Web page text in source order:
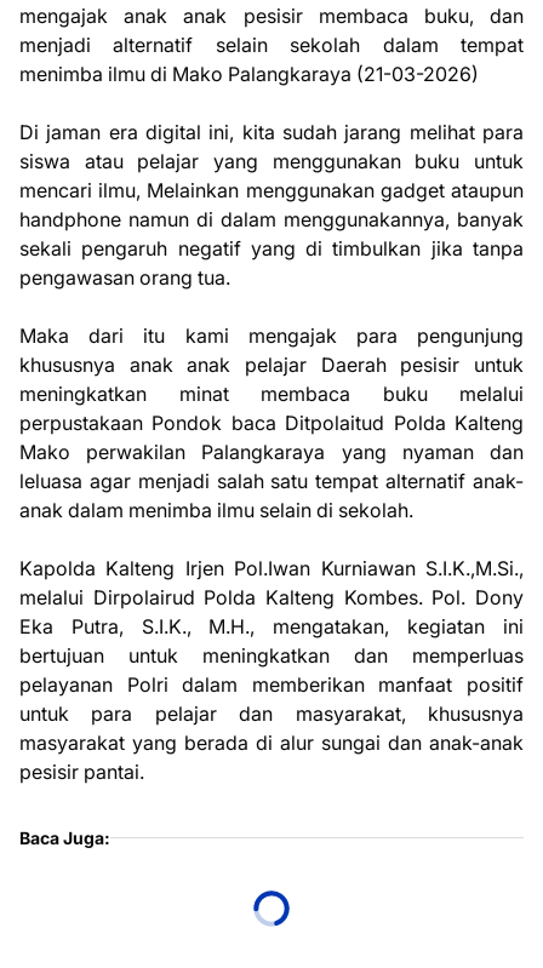
mengajak anak anak pesisir membaca buku, dan
menjadi alternatif selain sekolah dalam tempat
menimba ilmu di Mako Palangkaraya (21-03-2026)
‎Di jaman era digital ini, kita sudah jarang melihat para
siswa atau pelajar yang menggunakan buku untuk
mencari ilmu, Melainkan menggunakan gadget ataupun
handphone namun di dalam menggunakannya, banyak
sekali pengaruh negatif yang di timbulkan jika tanpa
pengawasan orang tua.
‎Maka dari itu kami mengajak para pengunjung
khususnya anak anak pelajar Daerah pesisir untuk
meningkatkan minat membaca buku melalui
perpustakaan Pondok baca Ditpolaitud Polda Kalteng
Mako perwakilan Palangkaraya yang nyaman dan
leluasa agar menjadi salah satu tempat alternatif anak-
anak dalam menimba ilmu selain di sekolah.
‎Kapolda Kalteng Irjen Pol.Iwan Kurniawan S.I.K.,M.Si.,
melalui Dirpolairud Polda Kalteng Kombes. Pol. Dony
Eka Putra, S.I.K., M.H., mengatakan, kegiatan ini
bertujuan untuk meningkatkan dan memperluas
pelayanan Polri dalam memberikan manfaat positif
untuk para pelajar dan masyarakat, khususnya
masyarakat yang berada di alur sungai dan anak-anak
pesisir pantai.
Baca Juga: